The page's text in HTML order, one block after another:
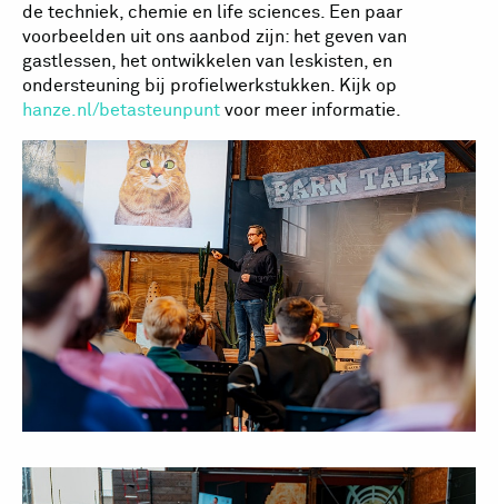
de techniek, chemie en life sciences. Een paar
voorbeelden uit ons aanbod zijn: het geven van
gastlessen, het ontwikkelen van leskisten, en
ondersteuning bij profielwerkstukken. Kijk op
hanze.nl/betasteunpunt voor meer informatie.